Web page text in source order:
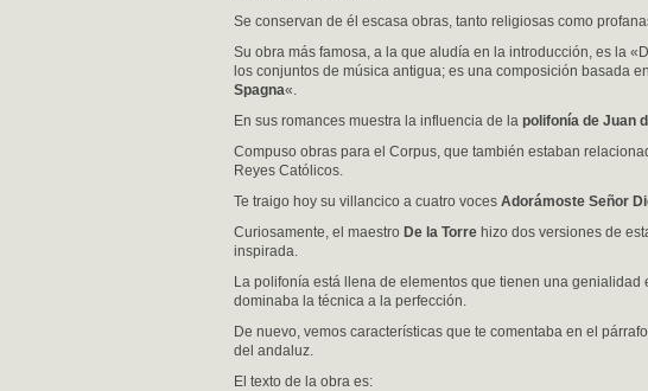
Se conservan de él escasa obras, tanto religiosas como
Su obra más famosa, a la que aludía en la introducción, es la
los conjuntos de música antigua; es una composición basada
Spagna«.
En sus romances muestra la influencia de la polifonía de Juan
Compuso obras para el Corpus, que también estaban
Reyes Católicos.
Te traigo hoy su villancico a cuatro voces Adorámoste Señor
Curiosamente, el maestro De la Torre hizo dos versiones de
inspirada.
La polifonía está llena de elementos que tienen una genialidad
dominaba la técnica a la perfección.
De nuevo, vemos características que te comentaba en el
del andaluz.
El texto de la obra es: